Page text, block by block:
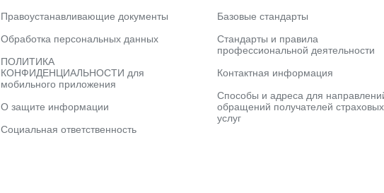
Правоустанавливающие документы
Обработка персональных данных
ПОЛИТИКА
КОНФИДЕНЦИАЛЬНОСТИ для
мобильного приложения
О защите информации
Социальная ответственность
Базовые стандарты
Стандарты и правила
профессиональной деятельности
Контактная информация
Способы и адреса для
обращений получателей страховых
услуг